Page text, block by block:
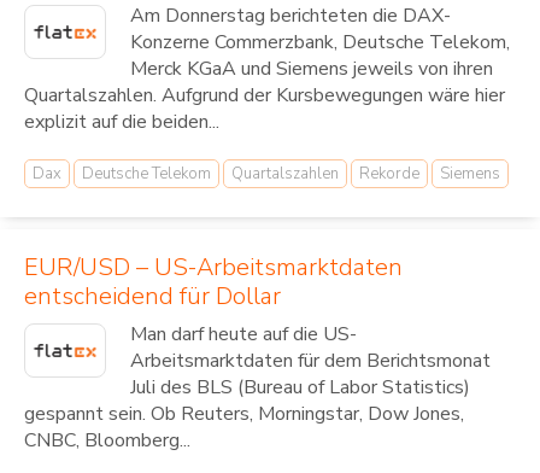
Am Donnerstag berichteten die DAX-
Konzerne Commerzbank, Deutsche Telekom,
Merck KGaA und Siemens jeweils von ihren
Quartalszahlen. Aufgrund der Kursbewegungen wäre hier
explizit auf die beiden...
Dax Deutsche Telekom Quartalszahlen Rekorde Siemens
EUR/USD – US-Arbeitsmarktdaten
entscheidend für Dollar
Man darf heute auf die US-
Arbeitsmarktdaten für dem Berichtsmonat
Juli des BLS (Bureau of Labor Statistics)
gespannt sein. Ob Reuters, Morningstar, Dow Jones,
CNBC, Bloomberg...